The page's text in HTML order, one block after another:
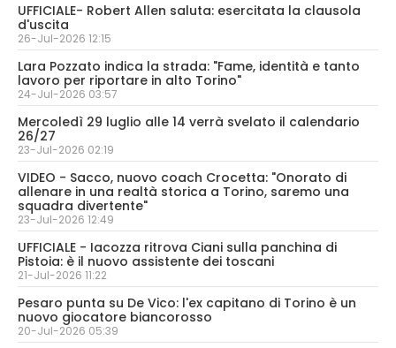
UFFICIALE- Robert Allen saluta: esercitata la clausola
d'uscita
26-Jul-2026 12:15
Lara Pozzato indica la strada: "Fame, identità e tanto
lavoro per riportare in alto Torino"
24-Jul-2026 03:57
Mercoledì 29 luglio alle 14 verrà svelato il calendario
26/27
23-Jul-2026 02:19
VIDEO - Sacco, nuovo coach Crocetta: "Onorato di
allenare in una realtà storica a Torino, saremo una
squadra divertente"
23-Jul-2026 12:49
UFFICIALE - Iacozza ritrova Ciani sulla panchina di
Pistoia: è il nuovo assistente dei toscani
21-Jul-2026 11:22
Pesaro punta su De Vico: l'ex capitano di Torino è un
nuovo giocatore biancorosso
20-Jul-2026 05:39